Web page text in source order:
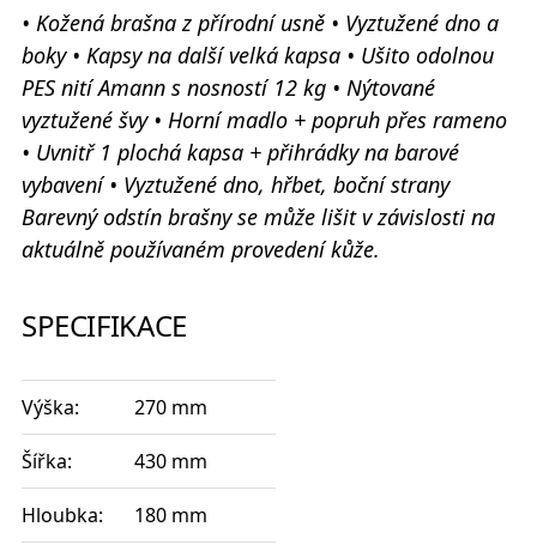
• Kožená brašna z přírodní usně • Vyztužené dno a
boky • Kapsy na další velká kapsa • Ušito odolnou
PES nití Amann s nosností 12 kg • Nýtované
vyztužené švy • Horní madlo + popruh přes rameno
• Uvnitř 1 plochá kapsa + přihrádky na barové
vybavení • Vyztužené dno, hřbet, boční strany
Barevný odstín brašny se může lišit v závislosti na
aktuálně používaném provedení kůže.
SPECIFIKACE
Výška: 270 mm
Šířka: 430 mm
Hloubka: 180 mm